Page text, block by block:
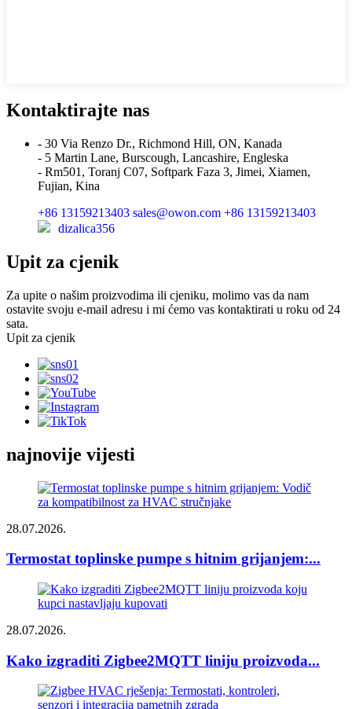
Kontaktirajte nas
- 30 Via Renzo Dr., Richmond Hill, ON, Kanada
- 5 Martin Lane, Burscough, Lancashire, Engleska
- Rm501, Toranj C07, Softpark Faza 3, Jimei, Xiamen,
Fujian, Kina
+86 13159213403 sales@owon.com +86 13159213403
dizalica356
Upit za cjenik
Za upite o našim proizvodima ili cjeniku, molimo vas da nam
ostavite svoju e-mail adresu i mi ćemo vas kontaktirati u roku od 24
sata.
Upit za cjenik
najnovije vijesti
28.07.2026.
Termostat toplinske pumpe s hitnim grijanjem:...
28.07.2026.
Kako izgraditi Zigbee2MQTT liniju proizvoda...